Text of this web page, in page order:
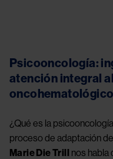
Psicooncología:
atención integral
oncohematológico
¿Qué es la
proceso de adaptación
Marie Die Trill
nos habla